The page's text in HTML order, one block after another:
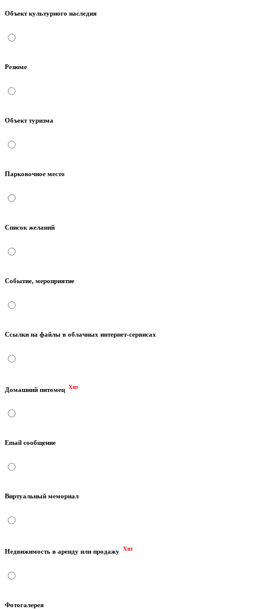
Объект культурного наследия
Резюме
Объект туризма
Парковочное место
Список желаний
Событие, мероприятие
Ссылки на файлы в облачных интернет-сервисах
Домашний питомец Хит
Email сообщение
Виртуальный мемориал
Недвижимость в аренду или продажу Хит
Фотогалерея